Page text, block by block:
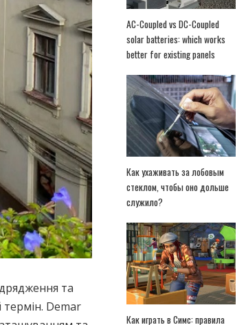
та
Demar
AC-Coupled vs DC-Coupled
solar batteries: which works
better for existing panels
Как ухаживать за лобовым
стеклом, чтобы оно дольше
служило?
Как играть в Симс: правила